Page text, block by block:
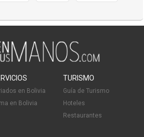
en Bolivia
en Bolivia
TURISMO
Guía de Turismo
Hoteles
Restaurantes